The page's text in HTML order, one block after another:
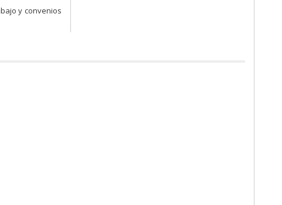
y convenios